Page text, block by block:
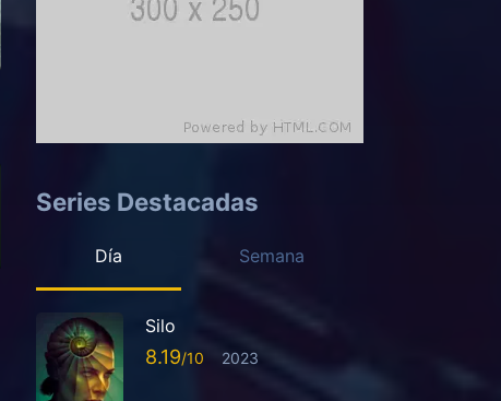
Series Destacadas
Día Semana
Silo
8.19 2023